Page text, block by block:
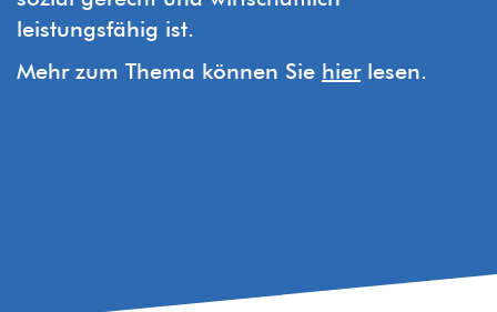
leistungsfähig ist.
Mehr zum Thema können Sie hierlesen.